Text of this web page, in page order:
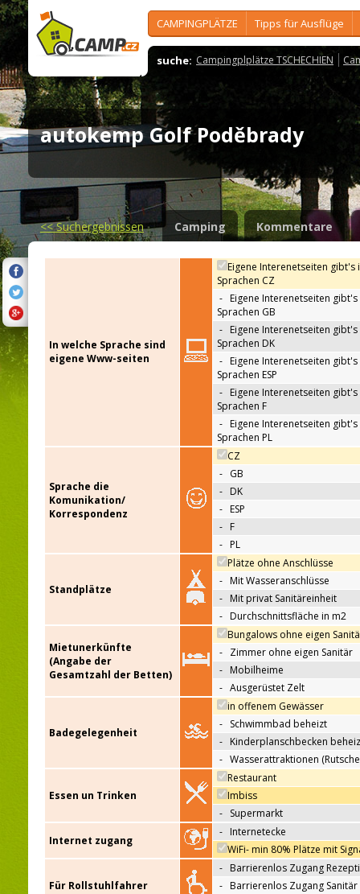
CAMPINGPLÄTZE Tipps für Ausflüge
suche: Campingplplätze TSCHECHIEN
autokemp Golf Poděbrady
<<Suchergebnissen Camping Kommentare
In welche Sprache sind
eigene Www-seiten
Eigene Interenetseiten gibt's
Sprachen CZ
- Eigene Interenetseiten gibt's
Sprachen GB
- Eigene Interenetseiten gibt's
Sprachen DK
- Eigene Interenetseiten gibt's
Sprachen ESP
- Eigene Interenetseiten gibt's
Sprachen F
- Eigene Interenetseiten gibt's
Sprachen PL
Sprache die
Komunikation/
Korrespondenz
CZ
- GB
- DK
- ESP
- F
- PL
Standplätze
Plätze ohne Anschlüsse
- Mit Wasseranschlüsse
- Mit privat Sanitäreinheit
- Durchschnittsfläche in m2
Mietunerkünfte
(Angabe der
Gesamtzahl der Betten)
Bungalows ohne eigen
- Zimmer ohne eigen Sanitär
- Mobilheime
- Ausgerüstet Zelt
Badegelegenheit
in offenem Gewässer
- Schwimmbad beheizt
- Kinderplanschbecken
- Wasserattraktionen
Essen un Trinken
Restaurant
Imbiss
- Supermarkt
Internet zugang
- Internetecke
WiFi- min 80% Plätze mit
Für Rollstuhlfahrer
- Barrierenlos Zugang
- Barrierenlos Zugang Sanitär